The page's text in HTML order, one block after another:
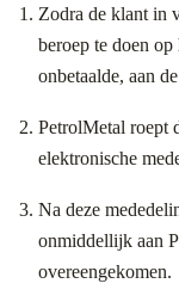
Zodra de klant in
beroep te doen
onbetaalde, aan
PetrolMetal roept
elektronische
Na deze
onmiddellijk aan
overeengekomen.